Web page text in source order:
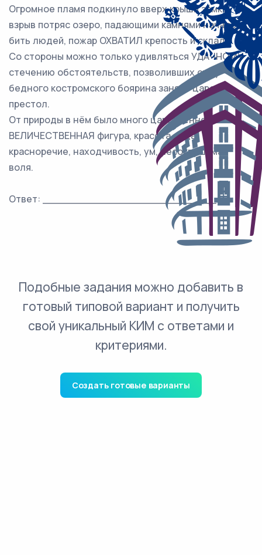
Огромное пламя подкинуло вверх крыши зáмка,
взрыв потряс озеро, падающими камнями начало
бить людей, пожар ОХВАТИЛ крепость и склады.
Со стороны можно только удивляться УДАЧНОМУ
стечению обстоятельств, позволивших сыну
бедного костромского боярина занять царский
престол.
От природы в нём было много царственного:
ВЕЛИЧЕСТВЕННАЯ фигура, красота лица,
красноречие, находчивость, ум, несокрушимая
воля.
Ответ: ___________________________.
Подобные задания можно добавить в
готовый типовой вариант и получить
свой уникальный КИМ с ответами и
критериями.
Создать готовые варианты